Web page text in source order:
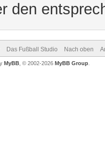
den
Das Fußball Studio Nach oben
MyBB , © 2002-2026 MyBB Group